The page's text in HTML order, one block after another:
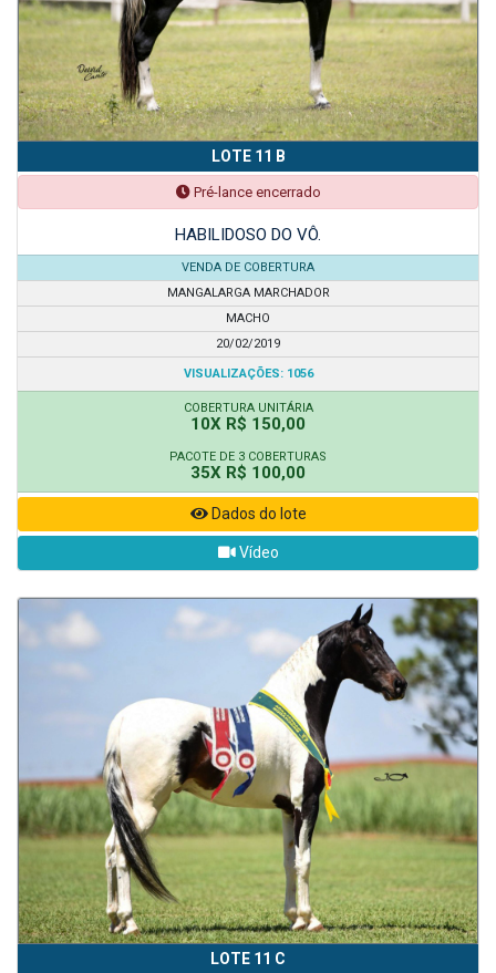
LOTE 11 B
Pré-lance encerrado
HABILIDOSO DO VÔ.
VENDA DE COBERTURA
MANGALARGA MARCHADOR
MACHO
20/02/2019
VISUALIZAÇÕES: 1056
COBERTURA UNITÁRIA
10X R$ 150,00
PACOTE DE 3 COBERTURAS
35X R$ 100,00
Dados do lote
Vídeo
LOTE 11 C